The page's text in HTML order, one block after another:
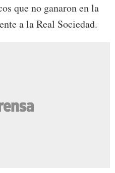
que no ganaron en la
a la Real Sociedad.